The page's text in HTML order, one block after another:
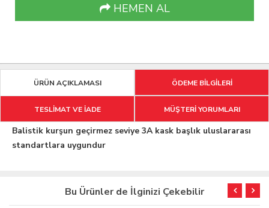
HEMEN AL
ÜRÜN AÇIKLAMASI ÖDEME BİLGİLERİ
TESLİMAT VE İADE MÜŞTERİ YORUMLARI
Balistik kurşun geçirmez seviye 3A kask başlık uluslararası
standartlara uygundur
Bu Ürünler de İlginizi Çekebilir